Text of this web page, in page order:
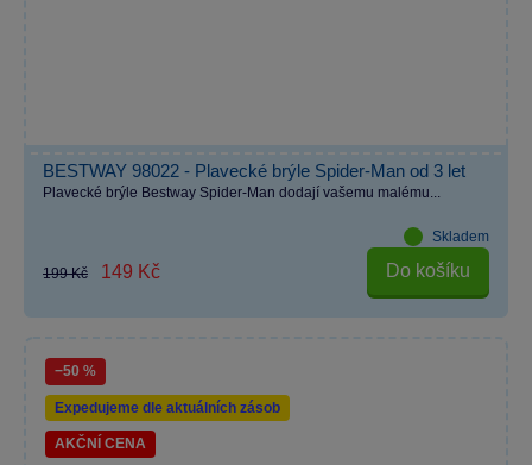
BESTWAY 98022 - Plavecké brýle Spider-Man od 3 let
Plavecké brýle Bestway Spider-Man dodají vašemu malému...
Skladem
199 Kč 149 Kč Do košíku
−50 %
Expedujeme dle aktuálních zásob
AKČNÍ CENA